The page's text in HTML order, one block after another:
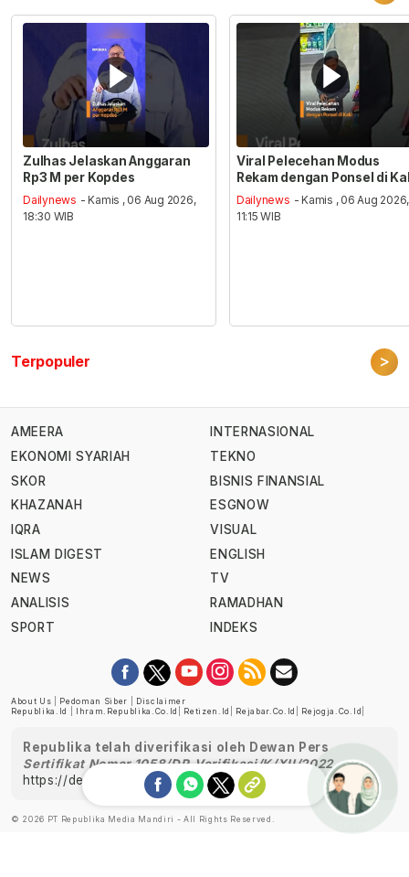
Zulhas Jelaskan Anggaran
Rp3 M per Kopdes
Dailynews - Kamis , 06 Aug 2026,
18:30 WIB
Viral Pelecehan Modus
Rekam dengan Ponsel di
Dailynews - Kamis , 06 Aug 2026,
11:15 WIB
Terpopuler >
AMEERA
EKONOMI SYARIAH
SKOR
KHAZANAH
IQRA
ISLAM DIGEST
NEWS
ANALISIS
SPORT
INTERNASIONAL
TEKNO
BISNIS FINANSIAL
ESGNOW
VISUAL
ENGLISH
TV
RAMADHAN
INDEKS
About Us Pedoman Siber
Disclaimer
Republika.id
Ihram.republika.co.id Retizen.id Rejabar.co.id Rejogja.co.id
Republika telah diverifikasi oleh Dewan Pers
Sertifikat Nomor 1058/DP-Verifikasi/K/XII/2022
https://dewanpers.or.id/data/perusahaanpers
© 2026 PT Republika Media Mandiri - All Rights Reserved.